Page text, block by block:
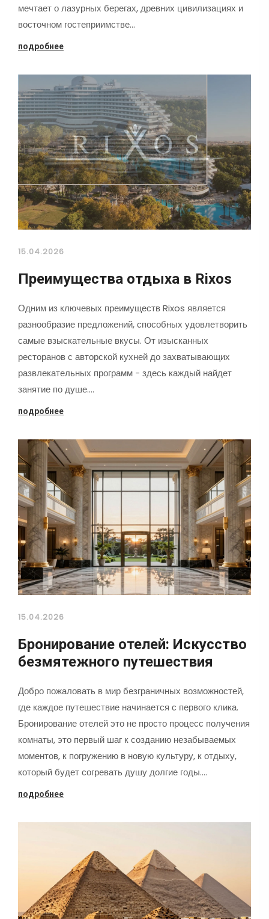
мечтает о лазурных берегах, древних цивилизациях и
восточном гостеприимстве…
подробнее
15.04.2026
Преимущества отдыха в Rixos
Одним из ключевых преимуществ Rixos является
разнообразие предложений, способных удовлетворить
самые взыскательные вкусы. От изысканных
ресторанов с авторской кухней до захватывающих
развлекательных программ - здесь каждый найдет
занятие по душе.…
подробнее
15.04.2026
Бронирование отелей: Искусство
безмятежного путешествия
Добро пожаловать в мир безграничных возможностей,
где каждое путешествие начинается с первого клика.
Бронирование отелей это не просто процесс получения
комнаты, это первый шаг к созданию незабываемых
моментов, к погружению в новую культуру, к отдыху,
который будет согревать душу долгие годы.…
подробнее